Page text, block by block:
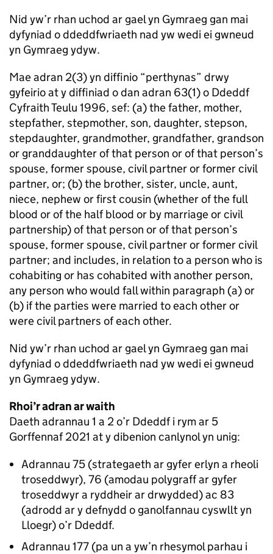
Nid yw’r rhan uchod ar gael yn Gymraeg gan mai
dyfyniad o ddeddfwriaeth nad yw wedi ei gwneud
yn Gymraeg ydyw.
Mae adran 2(3) yn diffinio “perthynas” drwy
gyfeirio at y diffiniad o dan adran 63(1) o Ddeddf
Cyfraith Teulu 1996, sef: (a) the father, mother,
stepfather, stepmother, son, daughter, stepson,
stepdaughter, grandmother, grandfather, grandson
or granddaughter of that person or of that person’s
spouse, former spouse, civil partner or former civil
partner, or; (b) the brother, sister, uncle, aunt,
niece, nephew or first cousin (whether of the full
blood or of the half blood or by marriage or civil
partnership) of that person or of that person’s
spouse, former spouse, civil partner or former civil
partner; and includes, in relation to a person who is
cohabiting or has cohabited with another person,
any person who would fall within paragraph (a) or
(b) if the parties were married to each other or
were civil partners of each other.
Nid yw’r rhan uchod ar gael yn Gymraeg gan mai
dyfyniad o ddeddfwriaeth nad yw wedi ei gwneud
yn Gymraeg ydyw.
Rhoi’r adran ar waith
Daeth adrannau 1 a 2 o’r Ddeddf i rym ar 5
Gorffennaf 2021 at y dibenion canlynol yn unig:
Adrannau 75 (strategaeth ar gyfer erlyn a rheoli
troseddwyr), 76 (amodau polygraff ar gyfer
troseddwyr a ryddheir ar drwydded) ac 83
(adrodd ar y defnydd o ganolfannau cyswllt yn
Lloegr) o’r Ddeddf.
Adrannau 177 (pa un a yw’n rhesymol parhau i